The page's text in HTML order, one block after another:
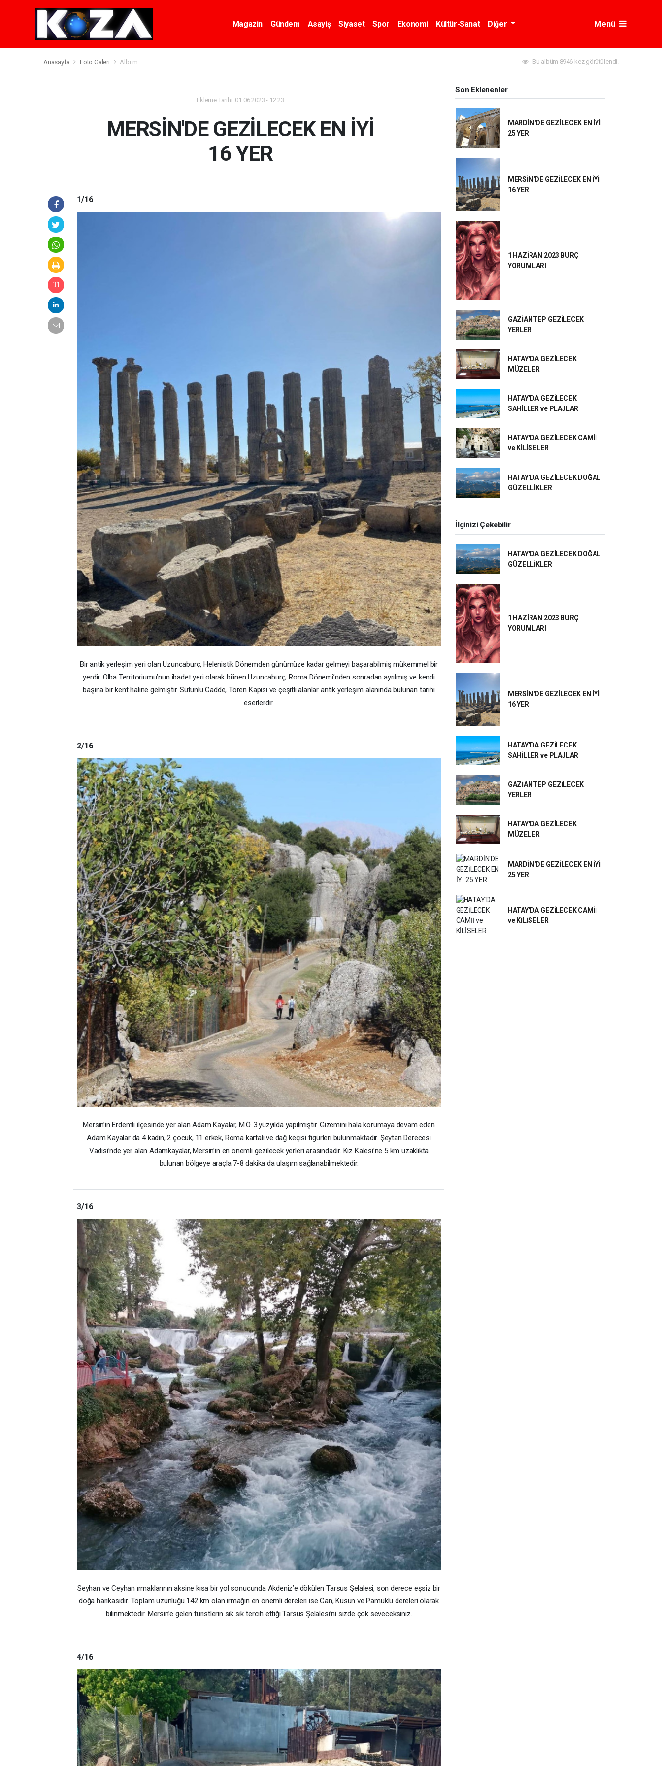
Magazin Gündem Asayiş Siyaset Spor Ekonomi Kültür-Sanat Diğer Menü
Anasayfa Foto Galeri Albüm Bu albüm 8946 kez görütülendi.
Ekleme Tarihi: 01.06.2023 - 12:23
MERSİN'DE GEZİLECEK EN İYİ
16 YER
1/16
Bir antik yerleşim yeri olan Uzuncaburç, Helenistik Dönemden günümüze kadar gelmeyi başarabilmiş mükemmel bir
yerdir. Olba Territoriumu’nun ibadet yeri olarak bilinen Uzuncaburç, Roma Dönemi’nden sonradan ayrılmış ve kendi
başına bir kent haline gelmiştir. Sütunlu Cadde, Tören Kapısı ve çeşitli alanlar antik yerleşim alanında bulunan tarihi
eserlerdir.
2/16
Mersin’in Erdemli ilçesinde yer alan Adam Kayalar, M.Ö. 3.yüzyılda yapılmıştır. Gizemini hala korumaya devam eden
Adam Kayalar da 4 kadın, 2 çocuk, 11 erkek, Roma kartalı ve dağ keçisi figürleri bulunmaktadır. Şeytan Derecesi
Vadisi’nde yer alan Adamkayalar, Mersin’in en önemli gezilecek yerleri arasındadır. Kız Kalesi’ne 5 km uzaklıkta
bulunan bölgeye araçla 7-8 dakika da ulaşım sağlanabilmektedir.
3/16
Seyhan ve Ceyhan ırmaklarının aksine kısa bir yol sonucunda Akdeniz’e dökülen Tarsus Şelalesi, son derece eşsiz bir
doğa harikasıdır. Toplam uzunluğu 142 km olan ırmağın en önemli dereleri ise Can, Kusun ve Pamuklu dereleri olarak
bilinmektedir. Mersin’e gelen turistlerin sık sık tercih ettiği Tarsus Şelalesi’ni sizde çok seveceksiniz.
4/16
Son Eklenenler
MARDİN'DE GEZİLECEK EN İYİ
25 YER
MERSİN'DE GEZİLECEK EN İYİ
16 YER
1 HAZİRAN 2023 BURÇ
YORUMLARI
GAZİANTEP GEZİLECEK
YERLER
HATAY'DA GEZİLECEK
MÜZELER
HATAY'DA GEZİLECEK
SAHİLLER ve PLAJLAR
HATAY'DA GEZİLECEK CAMİİ
ve KİLİSELER
HATAY'DA GEZİLECEK DOĞAL
GÜZELLİKLER
İlginizi Çekebilir
HATAY'DA GEZİLECEK DOĞAL
GÜZELLİKLER
1 HAZİRAN 2023 BURÇ
YORUMLARI
MERSİN'DE GEZİLECEK EN İYİ
16 YER
HATAY'DA GEZİLECEK
SAHİLLER ve PLAJLAR
GAZİANTEP GEZİLECEK
YERLER
HATAY'DA GEZİLECEK
MÜZELER
MARDİN'DE GEZİLECEK EN İYİ
25 YER
HATAY'DA GEZİLECEK CAMİİ
ve KİLİSELER